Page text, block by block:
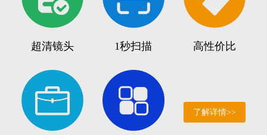
超清镜头 1秒扫描 高性价比
了解详情>>